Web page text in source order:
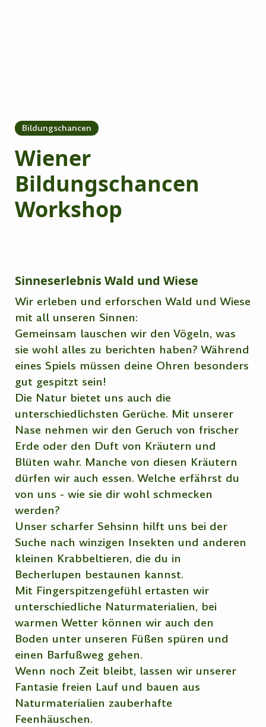
Bildungschancen
Wiener
Bildungschancen
Workshop
Sinneserlebnis Wald und Wiese
Wir erleben und erforschen Wald und Wiese
mit all unseren Sinnen:
Gemeinsam lauschen wir den Vögeln, was
sie wohl alles zu berichten haben? Während
eines Spiels müssen deine Ohren besonders
gut gespitzt sein!
Die Natur bietet uns auch die
unterschiedlichsten Gerüche. Mit unserer
Nase nehmen wir den Geruch von frischer
Erde oder den Duft von Kräutern und
Blüten wahr. Manche von diesen Kräutern
dürfen wir auch essen. Welche erfährst du
von uns - wie sie dir wohl schmecken
werden?
Unser scharfer Sehsinn hilft uns bei der
Suche nach winzigen Insekten und anderen
kleinen Krabbeltieren, die du in
Becherlupen bestaunen kannst.
Mit Fingerspitzengefühl ertasten wir
unterschiedliche Naturmaterialien, bei
warmen Wetter können wir auch den
Boden unter unseren Füßen spüren und
einen Barfußweg gehen.
Wenn noch Zeit bleibt, lassen wir unserer
Fantasie freien Lauf und bauen aus
Naturmaterialien zauberhafte
Feenhäuschen.